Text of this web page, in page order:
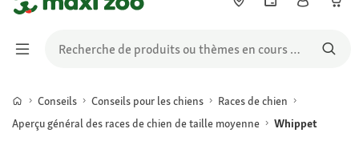
Conseils Conseils pour les chiens
Races de chien
Aperçu général des races de chien de taille moyenne
Whippet